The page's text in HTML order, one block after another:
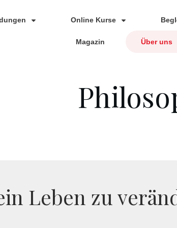
Online Kurse
Magazin Über uns
Leben zu